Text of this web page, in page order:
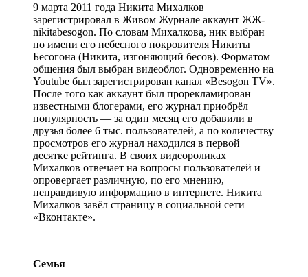
9 марта 2011 года Никита Михалков
зарегистрировал в Живом Журнале аккаунт ЖЖ-
nikitabesogon. По словам Михалкова, ник выбран
по имени его небесного покровителя Никиты
Бесогона (Никита, изгоняющий бесов). Форматом
общения был выбран видеоблог. Одновременно на
Youtube был зарегистрирован канал «Besogon TV».
После того как аккаунт был прорекламирован
известными блогерами, его журнал приобрёл
популярность — за один месяц его добавили в
друзья более 6 тыс. пользователей, а по количеству
просмотров его журнал находился в первой
десятке рейтинга. В своих видеороликах
Михалков отвечает на вопросы пользователей и
опровергает различную, по его мнению,
неправдивую информацию в интернете. Никита
Михалков завёл страницу в социальной сети
«Вконтакте».
Семья